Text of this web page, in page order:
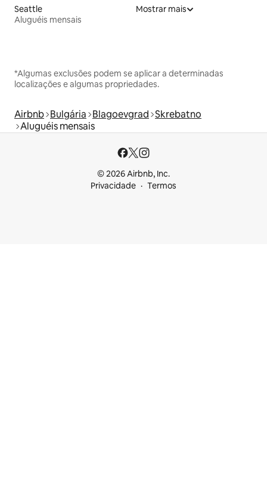
Seattle
Aluguéis mensais
Mostrar mais
*Algumas exclusões podem se aplicar a determinadas
localizações e algumas propriedades.
Airbnb Bulgária Blagoevgrad Skrebatno
Aluguéis mensais
© 2026 Airbnb, Inc.
Privacidade
Termos